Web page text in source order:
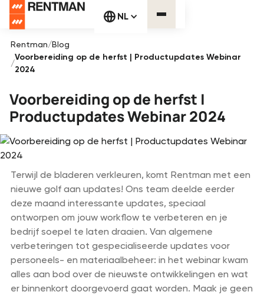
NL
Rentman/Blog
/
Voorbereiding op de herfst | Productupdates Webinar
2024
Voorbereiding op de herfst |
Productupdates Webinar 2024
Terwijl de bladeren verkleuren, komt Rentman met een
nieuwe golf aan updates! Ons team deelde eerder
deze maand interessante updates, speciaal
ontworpen om jouw workflow te verbeteren en je
bedrijf soepel te laten draaien. Van algemene
verbeteringen tot gespecialiseerde updates voor
personeels- en materiaalbeheer: in het webinar kwam
alles aan bod over de nieuwste ontwikkelingen en wat
er binnenkort doorgevoerd gaat worden. Maak je geen